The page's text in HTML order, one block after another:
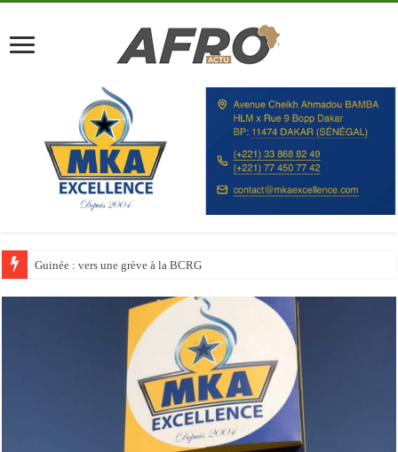
Discours à la Nation : Alassane Ouattara appelle les Ivoiriens à « l’unité,